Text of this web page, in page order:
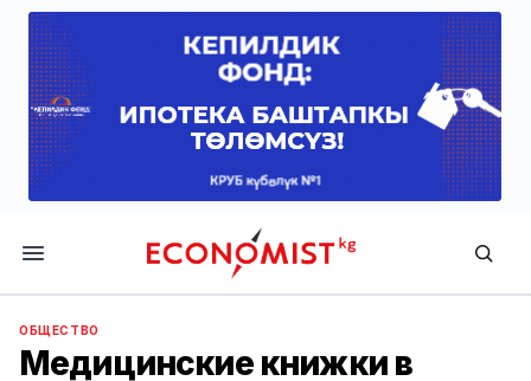
Economist.kg
ОБЩЕСТВО
Медицинские книжки в